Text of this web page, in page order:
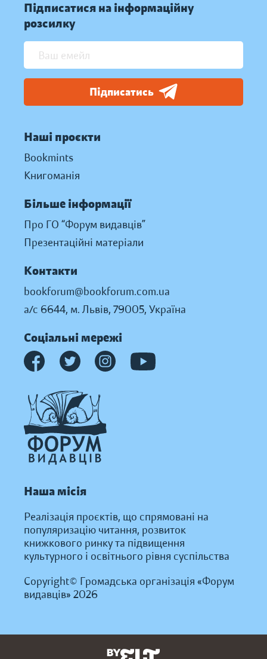
Підписатися на інформаційну
розсилку
Підписатись
Наші проєкти
Bookmints
Книгоманія
Більше інформації
Про ГО “Форум видавців”
Презентаційні матеріали
Контакти
bookforum@bookforum.com.ua
а/с 6644, м. Львів, 79005, Україна
Соціальні мережі
Наша місія
Реалізація проєктів, що спрямовані на
популяризацію читання, розвиток
книжкового ринку та підвищення
культурного і освітнього рівня суспільства
Copyright© Громадська організація «Форум
видавців» 2026